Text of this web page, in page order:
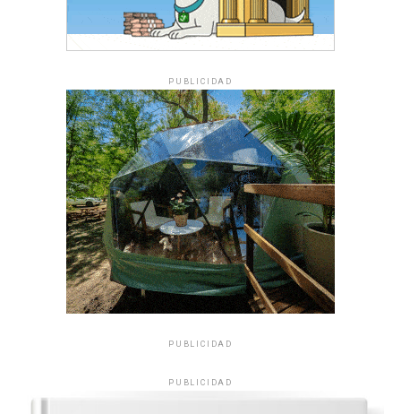
PUBLICIDAD
PUBLICIDAD
PUBLICIDAD